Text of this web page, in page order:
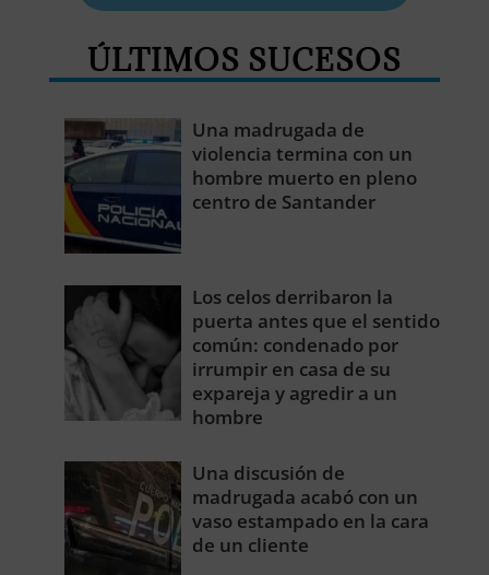
ÚLTIMOS SUCESOS
Una madrugada de
violencia termina con un
hombre muerto en pleno
centro de Santander
Los celos derribaron la
puerta antes que el sentido
común: condenado por
irrumpir en casa de su
expareja y agredir a un
hombre
Una discusión de
madrugada acabó con un
vaso estampado en la cara
de un cliente